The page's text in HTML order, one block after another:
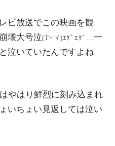
ビ放送でこの映画を観
壊大号泣(Tｰヾ)ｴｸﾞｴｸﾞ…一
泣いていたんですよね
やはり鮮烈に刻み込まれ
いちょい見返しては泣い